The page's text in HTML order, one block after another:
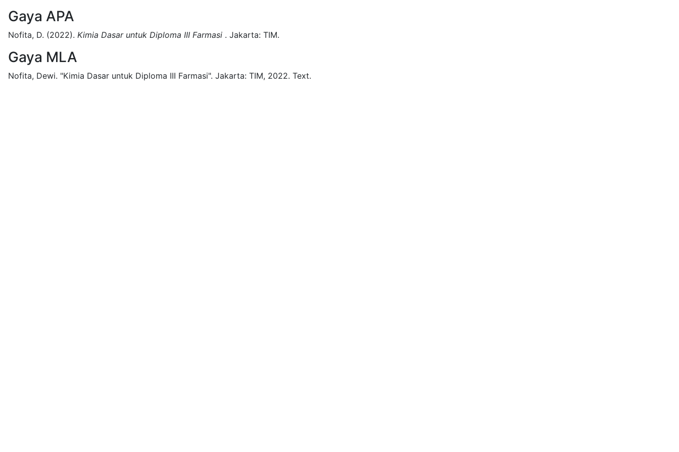
Gaya APA
Nofita, D. (2022). Kimia Dasar untuk Diploma III Farmasi . Jakarta: TIM.
Gaya MLA
Nofita, Dewi. "Kimia Dasar untuk Diploma III Farmasi". Jakarta: TIM, 2022. Text.